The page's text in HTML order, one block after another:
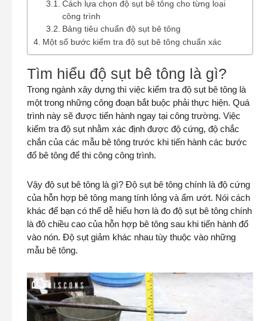
Cách lựa chọn độ sụt bê tông cho từng loại
công trình
Bảng tiêu chuẩn độ sụt bê tông
Một số bước kiểm tra độ sụt bê tông chuẩn xác
Tìm hiểu độ sụt bê tông là gì?
Trong ngành xây dựng thì việc kiểm tra độ sụt bê tông là
một trong những công đoạn bắt buộc phải thực hiện. Quá
trình này sẽ được tiến hành ngay tại công trường. Việc
kiểm tra độ sụt nhằm xác định được độ cứng, độ chắc
chắn của các mẫu bê tông trước khi tiến hành các bước
đổ bê tông để thi công công trình.
Vậy độ sụt bê tông là gì? Độ sụt bê tông chính là độ cứng
của hỗn hợp bê tông mang tính lỏng và ẩm ướt. Nói cách
khác để bạn có thể dễ hiểu hơn là đo độ sụt bê tông chính
là đô chiều cao của hỗn hợp bê tông sau khi tiến hành đổ
vào nón. Độ sụt giảm khác nhau tùy thuộc vào những
mẫu bê tông.